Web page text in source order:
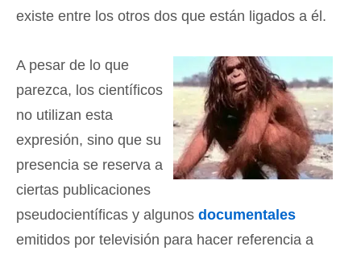
existe entre los otros dos que están ligados a él.
A pesar de lo que
parezca, los científicos
no utilizan esta
expresión, sino que su
presencia se reserva a
ciertas publicaciones
pseudocientíficas y algunos documentales
emitidos por televisión para hacer referencia a